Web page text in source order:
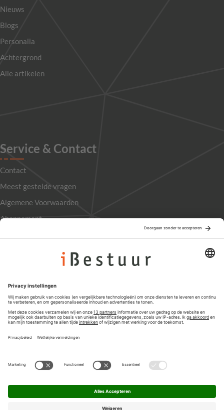
Nieuws
Blogs
Personalia
Achtergrond
Alle artikelen
Service & Contact
Contact
Meest gestelde vragen
Algemene Voorwaarden
Abonnement
Privacyinstellingen